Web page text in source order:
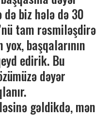
biz hələ də 30
tam rəsmiləşdirə
başqalarının
edirik. Bu
dəyər
gəldikdə, mən